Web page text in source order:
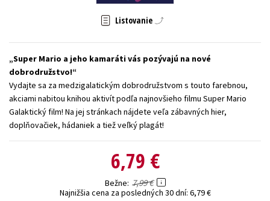
Učebnice
Zdravie a životný štýl
Všetky tituly
Listovanie
Super Mario a jeho kamaráti vás pozývajú na nové
dobrodružstvo!
Vydajte sa za medzigalatickým dobrodružstvom s touto farebnou,
akciami nabitou knihou aktivít podľa najnovšieho filmu Super Mario
Galaktický film! Na jej stránkach nájdete veľa zábavných hier,
doplňovačiek, hádaniek a tiež veľký plagát!
6,79 €
Bežne 7,99 €
Najnižšia cena za posledných 30 dní: 6,79 €